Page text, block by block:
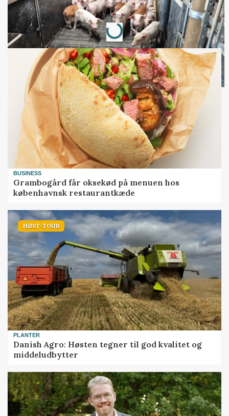
Annonce
Loading...
BUSINESS
Grambogård får oksekød på menuen hos
københavnsk restaurantkæde
HØST-TOUR
PLANTER
Danish Agro: Høsten tegner til god kvalitet og
middeludbytter